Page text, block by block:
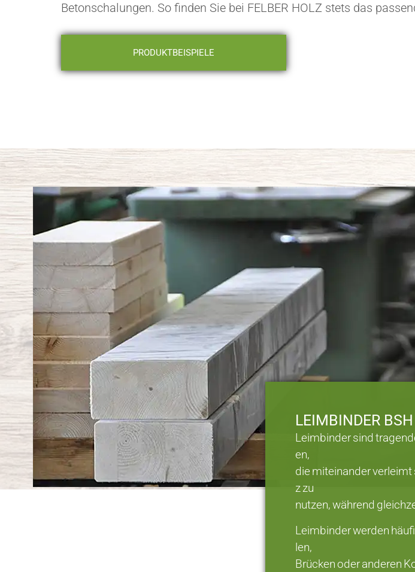
Betonschalungen. So finden Sie bei FELBER HOLZ stets das
PRODUKTBEISPIELE
LEIMBINDER
Leimbinder sind
en,
die miteinander
z zu
nutzen, während
Leimbinder werden
len,
Brücken oder anderen